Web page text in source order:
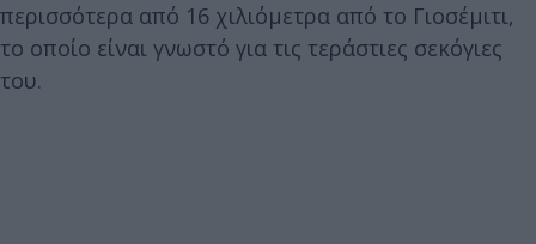
περισσότερα από 16 χιλιόμετρα από το Γιοσέμιτι,
το οποίο είναι γνωστό για τις τεράστιες σεκόγιες
του.